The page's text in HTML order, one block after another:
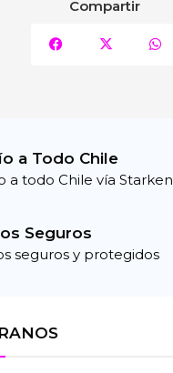
Compartir
a Todo Chile
a todo Chile vía Starken
Seguros
seguros y protegidos